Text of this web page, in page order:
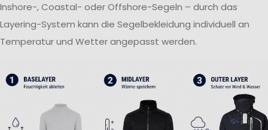
Inshore-, Coastal- oder Offshore-Segeln – durch das
Layering-System kann die Segelbekleidung individuell an
Temperatur und Wetter angepasst werden.